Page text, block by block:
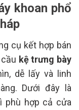
khoan phổ
cụ kết hợp bán
kệ trưng bày
dễ lấy và linh
Dưới đây là
phù hợp cả cửa